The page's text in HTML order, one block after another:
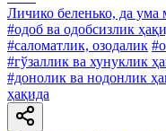
Личико беленько, да ума
#одоб ва одобсизлик
#саломатлик, озодалик
#гўзаллик ва хунуклик
#донолик ва нодонлик
ҳақида